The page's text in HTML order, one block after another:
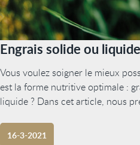
Engrais solide ou
Vous voulez soigner le mieux
est la forme nutritive optimale :
liquide ? Dans cet article, nous
16-3-2021